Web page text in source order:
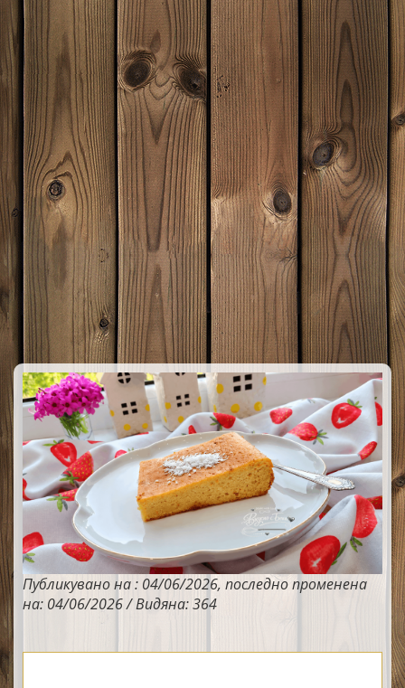
Публикувано на : 04/06/2026, последно променена
на: 04/06/2026 / Видяна: 364